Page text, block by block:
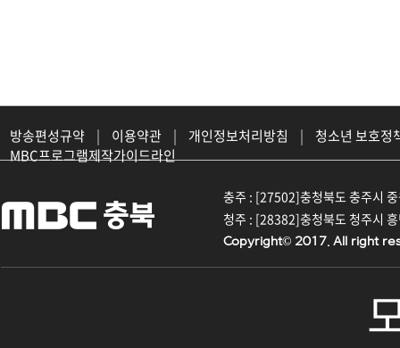
방송편성규약 | 이용약관 | 개인정보처리방침 |
청소년 보호정
MBC프로그램제작가이드라인
충주 : [27502]충청북도 충주시
청주 : [28382]충청북도 청주시
Copyright© 2017. All right